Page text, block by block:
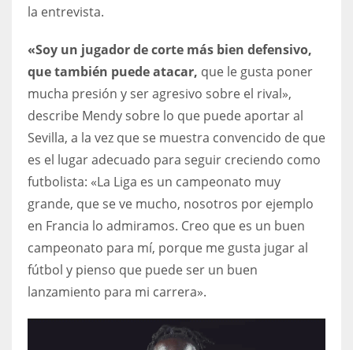
20
OAK
NYG
24
la entrevista.
«Soy un jugador de corte más bien defensivo,
que también puede atacar, que le gusta poner
mucha presión y ser agresivo sobre el rival»,
describe Mendy sobre lo que puede aportar al
Sevilla, a la vez que se muestra convencido de que
es el lugar adecuado para seguir creciendo como
futbolista: «La Liga es un campeonato muy
grande, que se ve mucho, nosotros por ejemplo
en Francia lo admiramos. Creo que es un buen
campeonato para mí, porque me gusta jugar al
fútbol y pienso que puede ser un buen
lanzamiento para mi carrera».